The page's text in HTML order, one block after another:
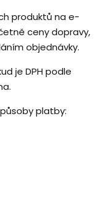
produktů na e-
ceny dopravy,
objednávky.
je DPH podle
platby: